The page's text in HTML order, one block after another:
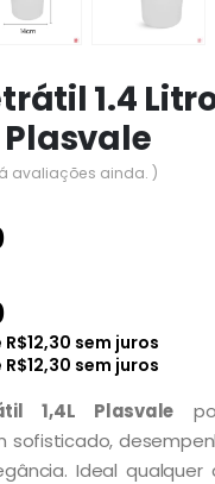
1.4
avaliações ainda. )
R$12,30 sem juros
R$12,30 sem juros
1,4L Plasvale
sofisticado,
Ideal qualquer